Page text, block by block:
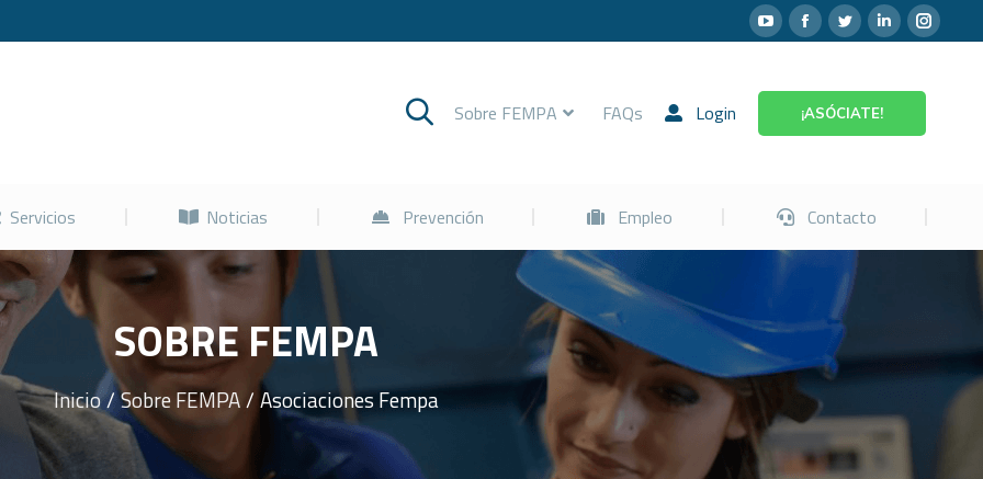
Sobre FEMPA FAQs Login ¡ASÓCIATE!
Servicios Noticias Prevención Empleo Contacto
SOBRE FEMPA
Inicio Sobre FEMPA Asociaciones Fempa
Cursos Servicios Noticias Prevención Empleo Contacto